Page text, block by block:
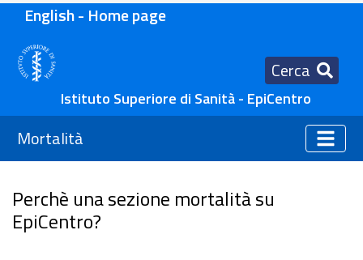
English - Home page
Cerca
Istituto Superiore di Sanità - EpiCentro
Mortalità
Perchè una sezione mortalità su
EpiCentro?